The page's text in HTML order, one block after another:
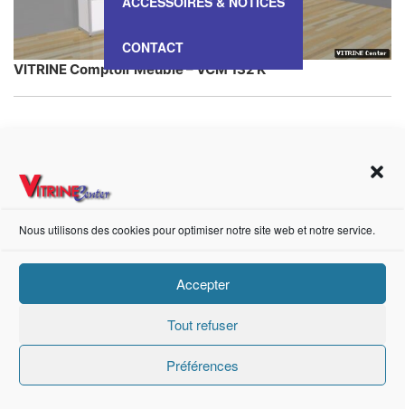
Nous utilisons des cookies pour optimiser notre site web et notre service.
Accepter
Tout refuser
Préférences
CONTACT
VITRINE Comptoir Meuble – VCM 132 K
https://fr-fr.facebook.com/pages/category/Metal-Supplier/Vitrine-Center-1847745018840053/